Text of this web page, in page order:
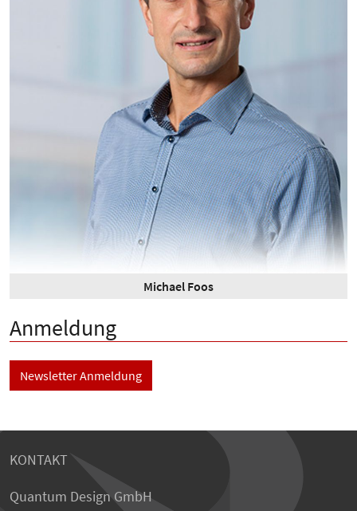
Michael Foos
Anmeldung
Newsletter Anmeldung
KONTAKT
Quantum Design GmbH